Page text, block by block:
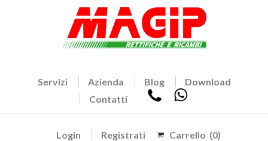
Servizi Azienda Blog
Download
Contatti
Login Registrati Carrello (0)